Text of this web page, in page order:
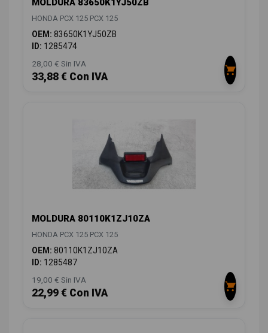
MOLDURA 83650K1YJ50ZB
HONDA PCX 125 PCX 125
OEM: 83650K1YJ50ZB
ID: 1285474
28,00 € Sin IVA
33,88 € Con IVA
MOLDURA 80110K1ZJ10ZA
HONDA PCX 125 PCX 125
OEM: 80110K1ZJ10ZA
ID: 1285487
19,00 € Sin IVA
22,99 € Con IVA